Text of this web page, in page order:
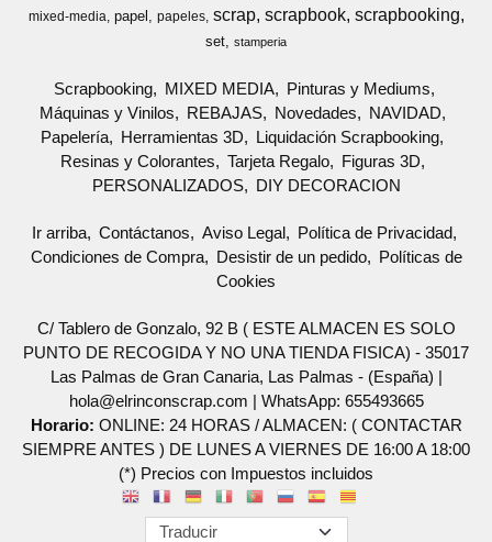
mixed-media papel papeles scrap scrapbook scrapbooking
set stamperia
Scrapbooking MIXED MEDIA
Pinturas y Mediums
Máquinas y Vinilos
REBAJAS Novedades
NAVIDAD
Papelería
Herramientas 3D
Liquidación Scrapbooking
Resinas y Colorantes
Tarjeta Regalo
Figuras 3D
PERSONALIZADOS
DIY DECORACION
Ir arriba Contáctanos Aviso Legal
Política de Privacidad
Condiciones de Compra
Desistir de un pedido
Políticas de
Cookies
C/ Tablero de Gonzalo, 92 B ( ESTE ALMACEN ES SOLO
PUNTO DE RECOGIDA Y NO UNA TIENDA FISICA) - 35017
Las Palmas de Gran Canaria, Las Palmas - (España) |
hola@elrinconscrap.com | WhatsApp: 655493665
Horario: ONLINE: 24 HORAS / ALMACEN: ( CONTACTAR
SIEMPRE ANTES ) DE LUNES A VIERNES DE 16:00 A 18:00
(*) Precios con Impuestos incluidos